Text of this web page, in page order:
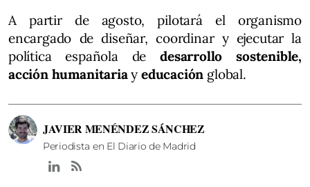
A partir de agosto, pilotará el organismo
encargado de diseñar, coordinar y ejecutar la
política española dedesarrollo sostenible,
acción humanitariayeducación global.
JAVIER MENÉNDEZ SÁNCHEZ
Periodista en El Diario de Madrid